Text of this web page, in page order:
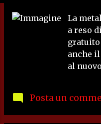
La
a reso
gratuito
anche
al
Posta un